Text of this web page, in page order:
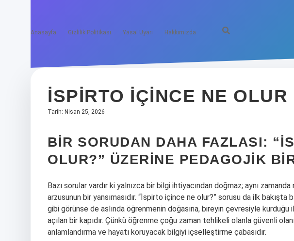
Anasayfa Gizlilik Politikası Yasal Uyarı Hakkımızda
İSPIRTO IÇINCE NE OLUR
Tarih: Nisan 25, 2026
BIR SORUDAN DAHA FAZLASI:
OLUR?” ÜZERINE PEDAGOJIK
Bazı sorular vardır ki yalnızca bir bilgi ihtiyacından doğmaz; aynı
arzusunun bir yansımasıdır. “İspirto içince ne olur?” sorusu da ilk
gibi görünse de aslında öğrenmenin doğasına, bireyin çevresiyle
açılan bir kapıdır. Çünkü öğrenme çoğu zaman tehlikeli olanla güvenli
anlamlandırma ve hayatı koruyacak bilgiyi içselleştirme çabasıdır.